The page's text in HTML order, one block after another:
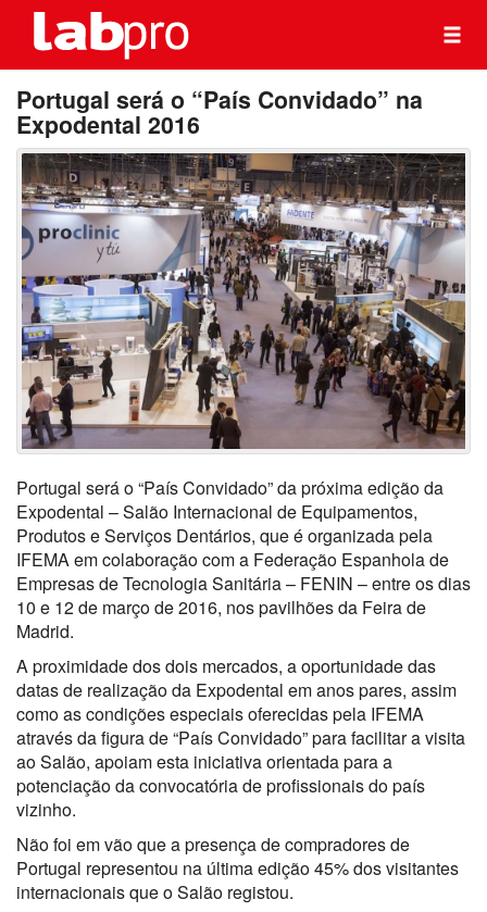
Portugal será o “País Convidado” na
Expodental 2016
Portugal será o “País Convidado” da próxima edição da
Expodental – Salão Internacional de Equipamentos,
Produtos e Serviços Dentários, que é organizada pela
IFEMA em colaboração com a Federação Espanhola de
Empresas de Tecnologia Sanitária – FENIN – entre os dias
10 e 12 de março de 2016, nos pavilhões da Feira de
Madrid.
A proximidade dos dois mercados, a oportunidade das
datas de realização da Expodental em anos pares, assim
como as condições especiais oferecidas pela IFEMA
através da figura de “País Convidado” para facilitar a visita
ao Salão, apoiam esta iniciativa orientada para a
potenciação da convocatória de profissionais do país
vizinho.
Não foi em vão que a presença de compradores de
Portugal representou na última edição 45% dos visitantes
internacionais que o Salão registou.